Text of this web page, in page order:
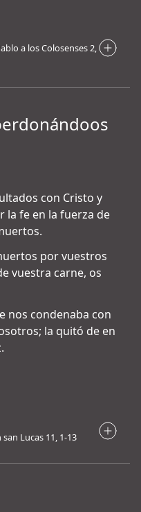
a los Colosenses 2,
con Cristo y
la fe en la fuerza de
por vuestros
vuestra carne, os
nos condenaba con
la quitó de en
Lucas 11, 1-13